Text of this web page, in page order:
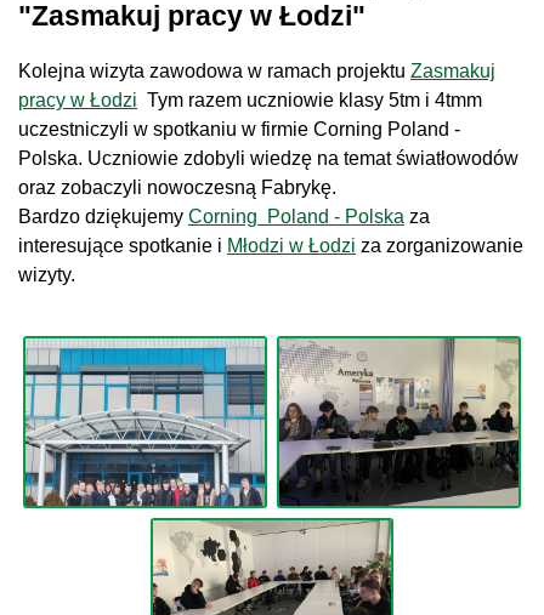
"Zasmakuj pracy w Łodzi"
Kolejna wizyta zawodowa w ramach projektu Zasmakuj
pracy w Łodzi Tym razem uczniowie klasy 5tm i 4tmm
uczestniczyli w spotkaniu w firmie Corning Poland -
Polska. Uczniowie zdobyli wiedzę na temat światłowodów
oraz zobaczyli nowoczesną Fabrykę.
Bardzo dziękujemy Corning Poland - Polska za
interesujące spotkanie i Młodzi w Łodzi za zorganizowanie
wizyty.